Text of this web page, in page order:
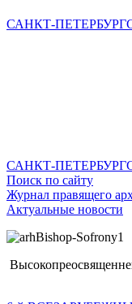
САНКТ-
САНКТ-
Поиск по сайту
Журнал правящего
Актуальные новости